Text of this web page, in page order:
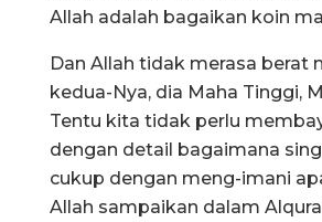
Allah adalah bagaikan koin
Dan Allah tidak merasa berat
kedua-Nya, dia Maha Tinggi,
Tentu kita tidak perlu
dengan detail bagaimana
cukup dengan meng-imani
Allah sampaikan dalam